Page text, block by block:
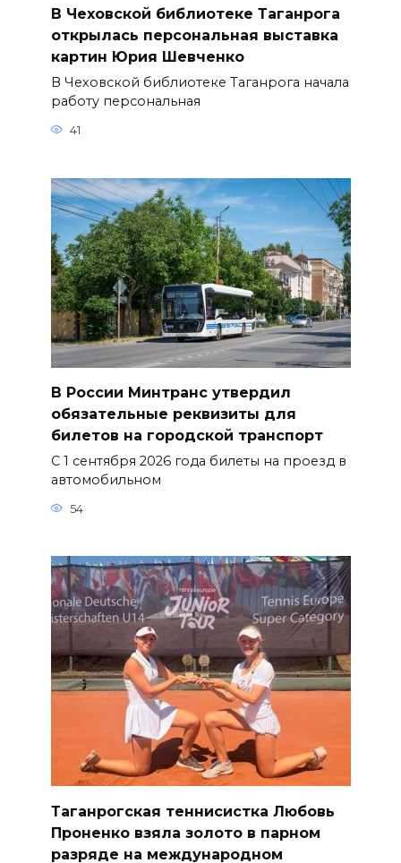
В Чеховской библиотеке Таганрога
открылась персональная выставка
картин Юрия Шевченко
В Чеховской библиотеке Таганрога начала
работу персональная
41
В России Минтранс утвердил
обязательные реквизиты для
билетов на городской транспорт
С 1 сентября 2026 года билеты на проезд в
автомобильном
54
Таганрогская теннисистка Любовь
Проненко взяла золото в парном
разряде на международном